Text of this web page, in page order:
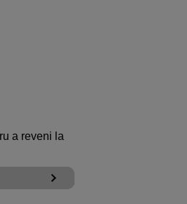
a reveni la